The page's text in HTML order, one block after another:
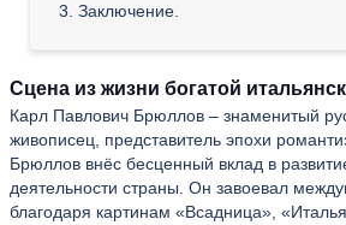
3. Заключение.
Сцена из жизни богатой
Карл Павлович Брюллов – знаменитый
живописец, представитель эпохи
Брюллов внёс бесценный вклад в
деятельности страны. Он завоевал
благодаря картинам «Всадница»,